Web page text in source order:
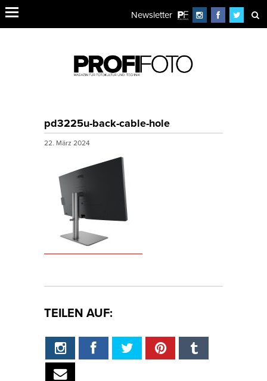
Newsletter
pd3225u-back-cable-hole
22. März 2024
TEILEN AUF: